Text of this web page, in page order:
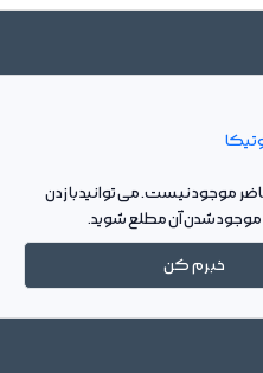
موجود نیست. می توانید با زدن
موجود شدن آن مطلع شوید.
خبرم کن